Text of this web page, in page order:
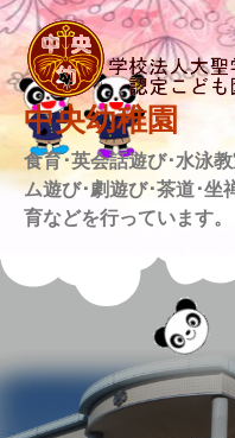
Skip
to
content
中央幼稚園
食育･英会話遊び･水泳
ム遊び･劇遊び･茶道･坐
育などを行っています。